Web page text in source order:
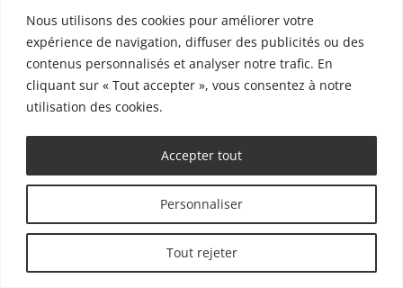
Nous utilisons des cookies pour améliorer votre
expérience de navigation, diffuser des publicités ou des
contenus personnalisés et analyser notre trafic. En
cliquant sur « Tout accepter », vous consentez à notre
utilisation des cookies.
Personnaliser
Tout rejeter
Accepter tout
Télécharger le modèle de brief
Il reprend tous les éléments vus dans cet
article dans un tableau précis et facile à lire.
Vous n’aurez plus qu’à remplir les différentes
cases et l’envoyer à vos rédacteurs de
confiance !
PS :N’oubliez pas de garder lanotice (Google
sous la main, au cas où vous auriez un